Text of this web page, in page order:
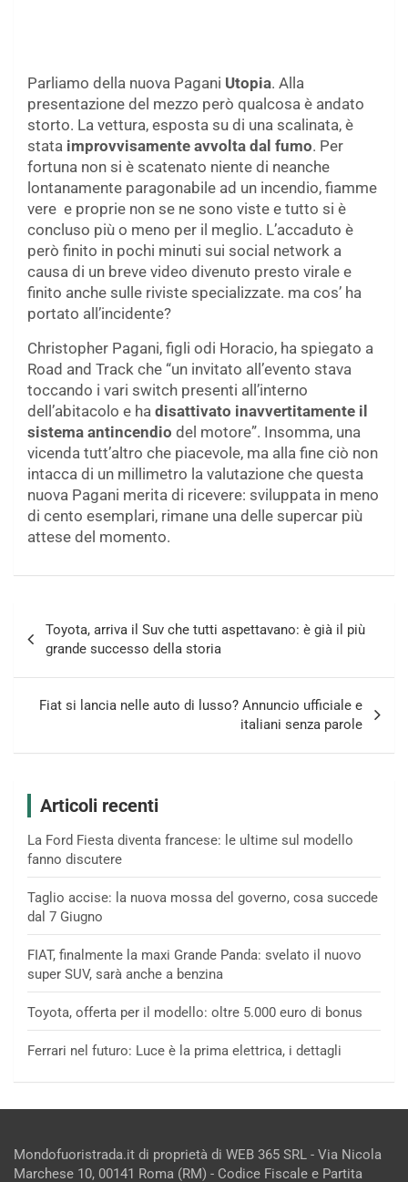
Parliamo della nuova Pagani Utopia. Alla
presentazione del mezzo però qualcosa è andato
storto. La vettura, esposta su di una scalinata, è
stata improvvisamente avvolta dal fumo. Per
fortuna non si è scatenato niente di neanche
lontanamente paragonabile ad un incendio, fiamme
vere e proprie non se ne sono viste e tutto si è
concluso più o meno per il meglio. L’accaduto è
però finito in pochi minuti sui social network a
causa di un breve video divenuto presto virale e
finito anche sulle riviste specializzate. ma cos’ ha
portato all’incidente?
Christopher Pagani, figli odi Horacio, ha spiegato a
Road and Track che “un invitato all’evento stava
toccando i vari switch presenti all’interno
dell’abitacolo e ha disattivato inavvertitamente il
sistema antincendio del motore”. Insomma, una
vicenda tutt’altro che piacevole, ma alla fine ciò non
intacca di un millimetro la valutazione che questa
nuova Pagani merita di ricevere: sviluppata in meno
di cento esemplari, rimane una delle supercar più
attese del momento.
articoli
Toyota, arriva il Suv che tutti aspettavano: è già il più
grande successo della storia
Fiat si lancia nelle auto di lusso? Annuncio ufficiale e
italiani senza parole
Articoli recenti
La Ford Fiesta diventa francese: le ultime sul modello
fanno discutere
Taglio accise: la nuova mossa del governo, cosa succede
dal 7 Giugno
FIAT, finalmente la maxi Grande Panda: svelato il nuovo
super SUV, sarà anche a benzina
Toyota, offerta per il modello: oltre 5.000 euro di bonus
Ferrari nel futuro: Luce è la prima elettrica, i dettagli
Mondofuoristrada.it di proprietà di WEB 365 SRL - Via Nicola
Marchese 10, 00141 Roma (RM) - Codice Fiscale e Partita